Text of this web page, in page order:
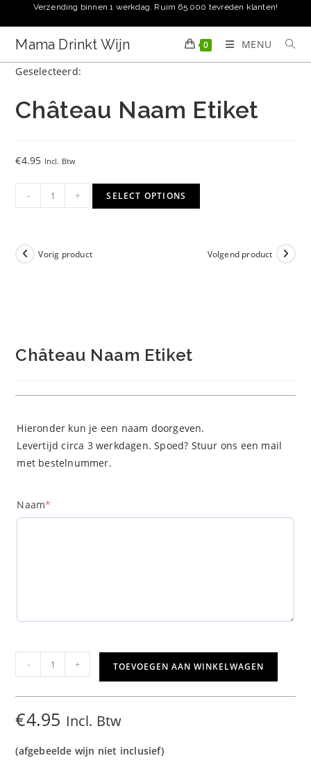
naar
inhoud
Verzending binnen 1 werkdag. Ruim 65.000 tevreden klanten!
Mama Drinkt Wijn 0 MENU
Geselecteerd:
Château Naam Etiket
€4.95 Incl. Btw
Château
Naam
- + SELECT OPTIONS
Vorig product Volgend product
Château Naam Etiket
Hieronder kun je een naam doorgeven.
Levertijd circa 3 werkdagen. Spoed? Stuur ons een mail
met bestelnummer.
Naam*
Château
Naam
Etiket
aantal
- + TOEVOEGEN AAN WINKELWAGEN
€4.95 Incl. Btw
(afgebeelde wijn niet inclusief)